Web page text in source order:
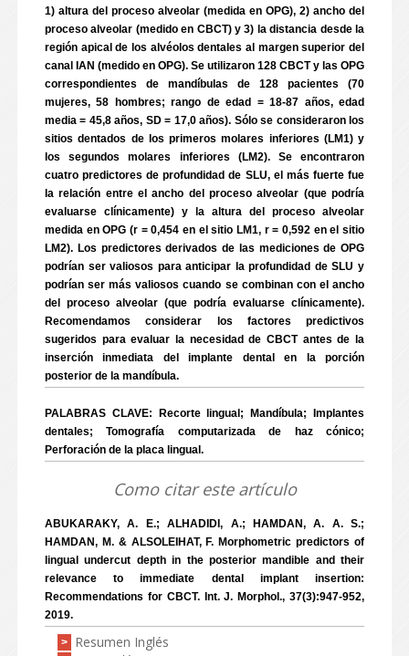
1) altura del proceso alveolar (medida en OPG), 2) ancho del
proceso alveolar (medido en CBCT) y 3) la distancia desde la
región apical de los alvéolos dentales al margen superior del
canal IAN (medido en OPG). Se utilizaron 128 CBCT y las OPG
correspondientes de mandíbulas de 128 pacientes (70
mujeres, 58 hombres; rango de edad = 18-87 años, edad
media = 45,8 años, SD = 17,0 años). Sólo se consideraron los
sitios dentados de los primeros molares inferiores (LM1) y
los segundos molares inferiores (LM2). Se encontraron
cuatro predictores de profundidad de SLU, el más fuerte fue
la relación entre el ancho del proceso alveolar (que podría
evaluarse clínicamente) y la altura del proceso alveolar
medida en OPG (r = 0,454 en el sitio LM1, r = 0,592 en el sitio
LM2). Los predictores derivados de las mediciones de OPG
podrían ser valiosos para anticipar la profundidad de SLU y
podrían ser más valiosos cuando se combinan con el ancho
del proceso alveolar (que podría evaluarse clínicamente).
Recomendamos considerar los factores predictivos
sugeridos para evaluar la necesidad de CBCT antes de la
inserción inmediata del implante dental en la porción
posterior de la mandíbula.
PALABRAS CLAVE: Recorte lingual; Mandíbula; Implantes
dentales; Tomografía computarizada de haz cónico;
Perforación de la placa lingual.
Como citar este artículo
ABUKARAKY, A. E.; ALHADIDI, A.; HAMDAN, A. A. S.;
HAMDAN, M. & ALSOLEIHAT, F. Morphometric predictors of
lingual undercut depth in the posterior mandible and their
relevance to immediate dental implant insertion:
Recommendations for CBCT. Int. J. Morphol., 37(3):947-952,
2019.
> Resumen Inglés